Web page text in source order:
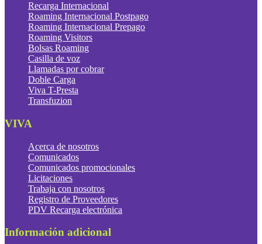
Recarga Internacional
Roaming Internacional Postpago
Roaming Internacional Prepago
Roaming Visitors
Bolsas Roaming
Casilla de voz
Llamadas por cobrar
Doble Carga
Viva T-Presta
Transfuzion
VIVA
Acerca de nosotros
Comunicados
Comunicados promocionales
Licitaciones
Trabaja con nosotros
Registro de Proveedores
PDV Recarga electrónica
Información adicional